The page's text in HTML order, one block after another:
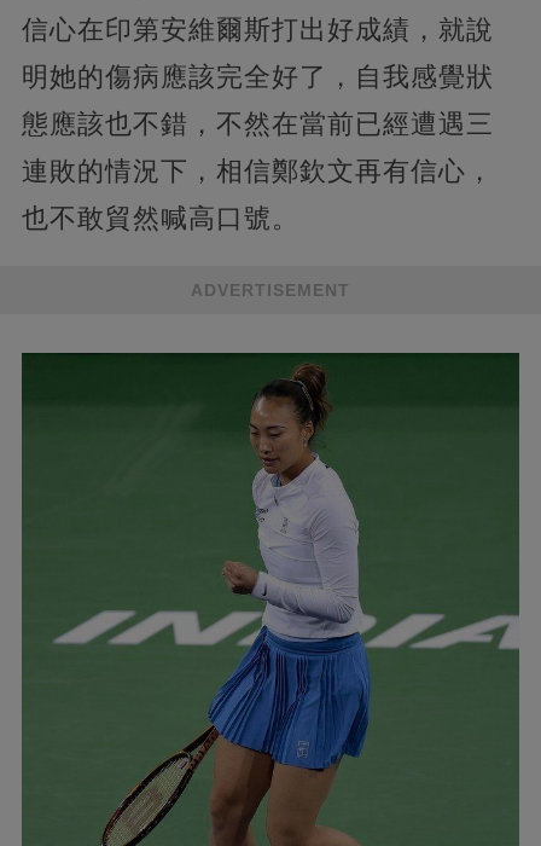
信心在印第安維爾斯打出好成績，就說
明她的傷病應該完全好了，自我感覺狀
態應該也不錯，不然在當前已經遭遇三
連敗的情況下，相信鄭欽文再有信心，
也不敢貿然喊高口號。
ADVERTISEMENT